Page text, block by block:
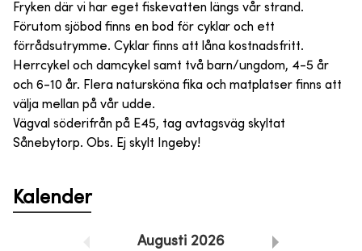
Fryken där vi har eget fiskevatten längs vår strand.
Förutom sjöbod finns en bod för cyklar och ett
förrådsutrymme. Cyklar finns att låna kostnadsfritt.
Herrcykel och damcykel samt två barn/ungdom, 4-5 år
och 6-10 år. Flera natursköna fika och matplatser finns att
välja mellan på vår udde.
Vägval söderifrån på E45, tag avtagsväg skyltat
Sånebytorp. Obs. Ej skylt Ingeby!
Kalender
Augusti 2026